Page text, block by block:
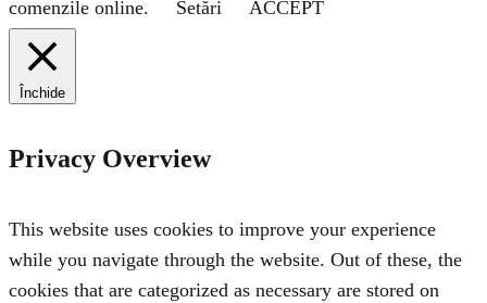
comenzile online.
Setări ACCEPT
Închide
Privacy Overview
This website uses cookies to improve your experience
while you navigate through the website. Out of these, the
cookies that are categorized as necessary are stored on